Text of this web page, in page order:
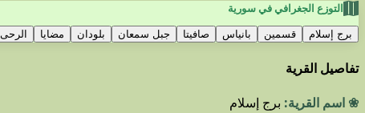
التوزع الجغرافي في سورية
برج إسلام قسمين بانياس صافيتا جبل سمعان بلودان مضايا الرحى
تفاصيل القرية
❀ اسم القرية: برج إسلام